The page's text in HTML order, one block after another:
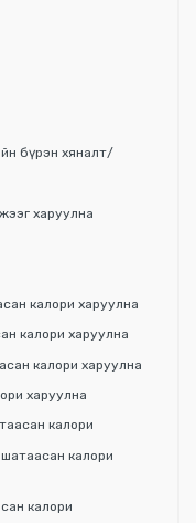
бүрэн хяналт/
харуулна
калори харуулна
калори харуулна
калори харуулна
харуулна
калори
калори
калори